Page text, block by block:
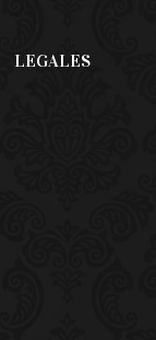
LEGALES